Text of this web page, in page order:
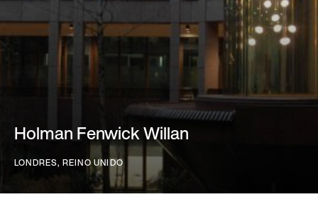
Holman Fenwick Willan
LONDRES, REINO UNIDO